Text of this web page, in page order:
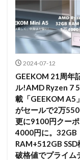
2024-07-12
GEEKOM 21周年
ル!AMD Ryzen 7
載「GEEKOM A5
がセールで2万
更に9100円クー
4000円に。32GB
RAM+512GB SSD
破格値でプライム